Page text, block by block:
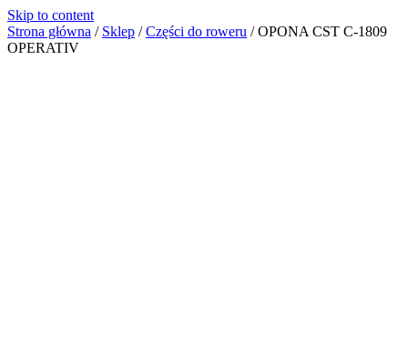
Skip to content
Strona główna / Sklep / Części do roweru / OPONA CST C-1809
OPERATIV